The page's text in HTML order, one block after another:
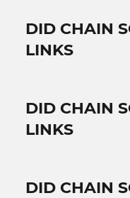
DID CHAIN
LINKS
DID CHAIN
LINKS
DID CHAIN